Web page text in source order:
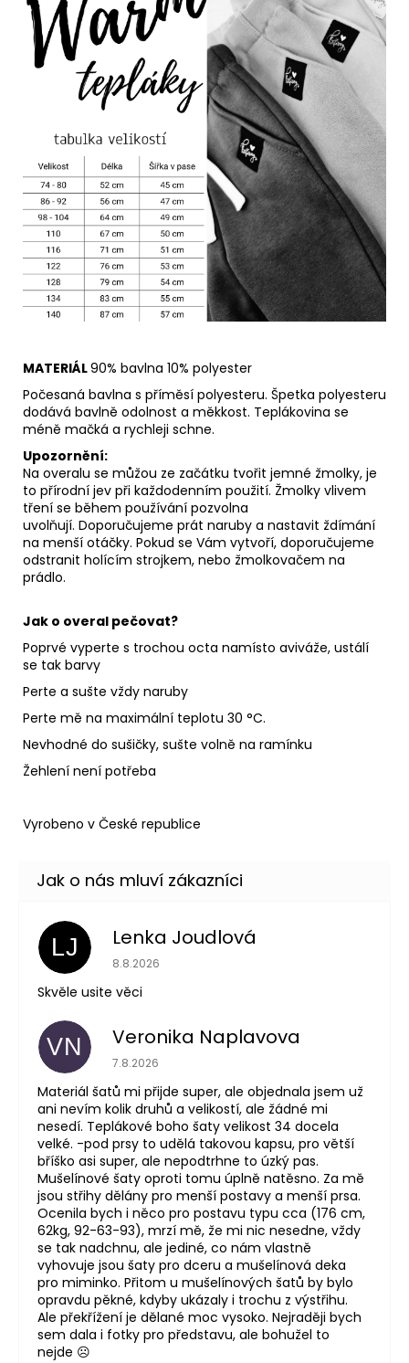
MATERIÁL90% bavlna 10% polyester
Počesaná bavlna s příměsí polyesteru. Špetka polyesteru
dodává bavlně odolnost a měkkost. Teplákovina se
méně mačká a rychleji schne.
Upozornění:
Na overalu se můžou ze začátku tvořit jemné žmolky, je
to přírodní jev při každodenním použití. Žmolky vlivem
tření se během používání pozvolna
uvolňují. Doporučujeme prát naruby a nastavit ždímání
na menší otáčky. Pokud se Vám vytvoří, doporučujeme
odstranit holícím strojkem, nebo žmolkovačem na
prádlo.
Jak o overal pečovat?
Poprvé vyperte s trochou octa namísto aviváže, ustálí
se tak barvy
Perte a sušte vždy naruby
Perte mě na maximální teplotu 30 °C.
Nevhodné do sušičky, sušte volně na ramínku
Žehlení není potřeba
Vyrobeno v České republice
LJ Lenka Joudlová
Hodnocení obchodu je 5 z 5 hvězdiček.
8.8.2026
Skvěle usite věci
VN Veronika Naplavova
Hodnocení obchodu je 4 z 5 hvězdiček.
7.8.2026
Materiál šatů mi přijde super, ale objednala jsem už
ani nevím kolik druhů a velikostí, ale žádné mi
nesedí. Teplákové boho šaty velikost 34 docela
velké. -pod prsy to udělá takovou kapsu, pro větší
bříško asi super, ale nepodtrhne to úzký pas.
Mušelínové šaty oproti tomu úplně natěsno. Za mě
jsou střihy dělány pro menší postavy a menší prsa.
Ocenila bych i něco pro postavu typu cca (176 cm,
62kg, 92-63-93), mrzí mě, že mi nic nesedne, vždy
se tak nadchnu, ale jediné, co nám vlastně
vyhovuje jsou šaty pro dceru a mušelínová deka
pro miminko. Přitom u mušelínových šatů by bylo
opravdu pěkné, kdyby ukázaly i trochu z výstřihu.
Ale překřížení je dělané moc vysoko. Nejraději bych
sem dala i fotky pro představu, ale bohužel to
nejde ☹️